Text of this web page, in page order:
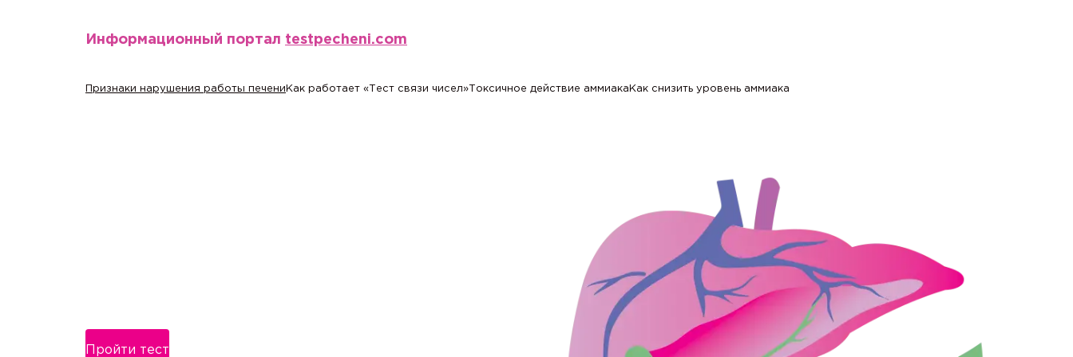
Информационный портал testpecheni.com
Признаки нарушения работы печени Как работает «Тест связи чисел» Токсичное действие аммиака Как снизить уровень аммиака
Пройти тест